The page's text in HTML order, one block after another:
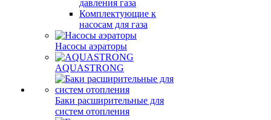
давления газа
Комплектующие к
насосам для газа
Насосы аэраторы
AQUASTRONG
Баки расширительные для
систем отопления